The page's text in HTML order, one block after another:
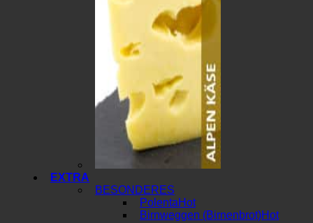
EXTRA
BESONDERES
Polenta
Birnweggen (Birnenbrot)